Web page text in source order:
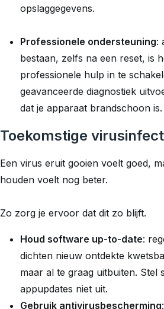
opslaggegevens.
Professionele ondersteuning:
bestaan, zelfs na een reset, is
professionele hulp in te
geavanceerde diagnostiek
dat je apparaat brandschoon is.
Toekomstige
Een virus eruit gooien voelt goed,
houden voelt nog beter.
Zo zorg je ervoor dat dit zo blijft.
Houd software up-to-date:
dichten nieuw ontdekte
maar al te graag uitbuiten. Stel
appupdates niet uit.
Gebruik antivirusbescherming